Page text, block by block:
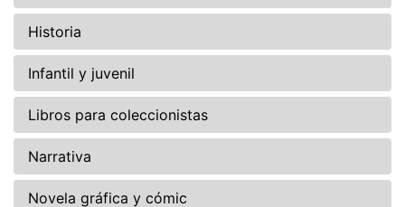
Historia
Infantil y juvenil
Libros para coleccionistas
Narrativa
Novela gráfica y cómic